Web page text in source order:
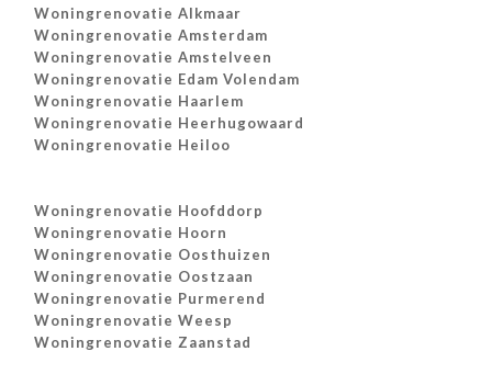
Woningrenovatie Alkmaar
Woningrenovatie Amsterdam
Woningrenovatie Amstelveen
Woningrenovatie Edam Volendam
Woningrenovatie Haarlem
Woningrenovatie Heerhugowaard
Woningrenovatie Heiloo
Woningrenovatie Hoofddorp
Woningrenovatie Hoorn
Woningrenovatie Oosthuizen
Woningrenovatie Oostzaan
Woningrenovatie Purmerend
Woningrenovatie Weesp
Woningrenovatie Zaanstad